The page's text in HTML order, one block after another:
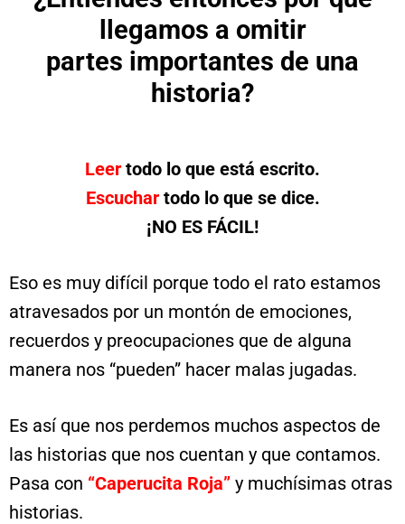
llegamos a omitir
partes importantes de una
historia?
Leer todo lo que está escrito.
Escuchar todo lo que se dice.
¡NO ES FÁCIL!
Eso es muy difícil porque todo el rato estamos
atravesados por un montón de emociones,
recuerdos y preocupaciones que de alguna
manera nos “pueden” hacer malas jugadas.
Es así que nos perdemos muchos aspectos de
las historias que nos cuentan y que contamos.
Pasa con “Caperucita Roja” y muchísimas otras
historias.